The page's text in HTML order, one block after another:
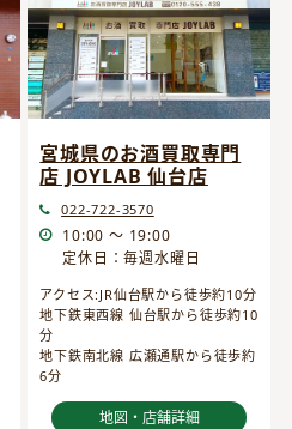
宮城県のお酒買取専門
店 JOYLAB 仙台店
022-722-3570
10:00 ～ 19:00
定休日：毎週水曜日
アクセス:JR仙台駅から徒歩約10分
地下鉄東西線 仙台駅から徒歩約10
分
地下鉄南北線 広瀬通駅から徒歩約
6分
地図・店舗詳細